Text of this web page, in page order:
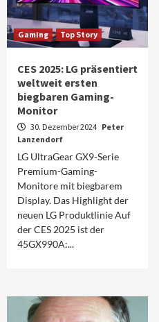
Gaming Top Story
CES 2025: LG präsentiert
weltweit ersten
biegbaren Gaming-
Monitor
30. Dezember 2024 Peter
Lanzendorf
LG UltraGear GX9-Serie
Premium-Gaming-
Monitore mit biegbarem
Display. Das Highlight der
neuen LG Produktlinie Auf
der CES 2025 ist der
45GX990A:...